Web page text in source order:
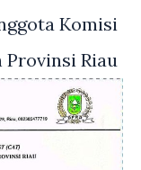
Komisi
Riau